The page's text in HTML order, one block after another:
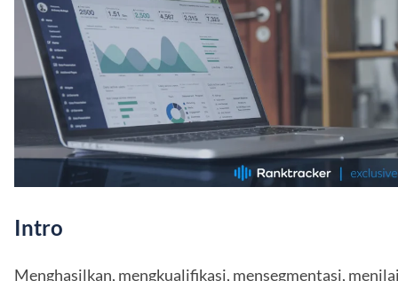
Intro
Menghasilkan, mengkualifikasi, mensegmentasi,